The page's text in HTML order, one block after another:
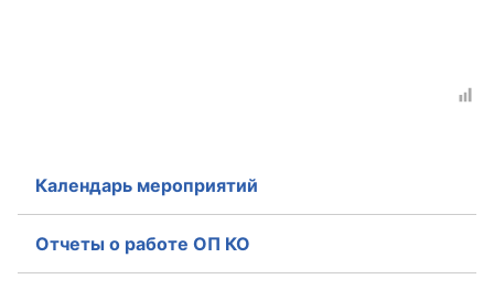
Календарь мероприятий
Отчеты о работе ОП КО